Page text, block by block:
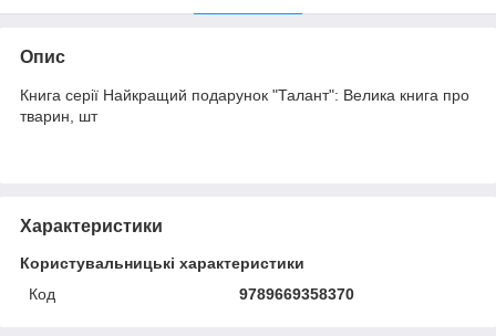
Опис
Книга серії Найкращий подарунок "Талант": Велика книга про
тварин, шт
Характеристики
Користувальницькі характеристики
Код
9789669358370